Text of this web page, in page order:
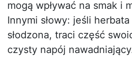
mogą wpływać na smak i
Innymi słowy: jeśli
słodzona, traci część
czysty napój